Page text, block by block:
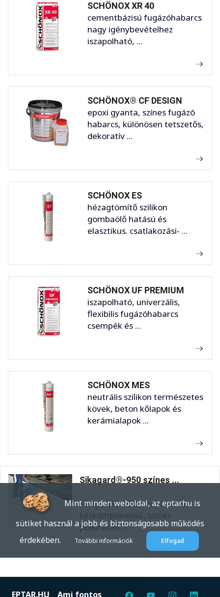
SCHÖNOX XR 40
cementbázisú fugázóhabarcs
nagy igénybevételhez
iszapolható, ...
SCHÖNOX® CF DESIGN
epoxi gyanta, színes fugázó
habarcs, különösen tetszetős,
dekoratív ...
SCHÖNOX ES
hézagtömítő szilikon
gombaölő hatású és
elasztikus. csatlakozási- ...
SCHÖNOX UF PREMIUM
iszapolható, univerzális,
flexibilis fugázóhabarcs
csempék és ...
SCHÖNOX MES
neutrális szilikon természetes
kövek, beton kőlapok és
kerámialapok ...
Sikagard®-950 színes ...
sikagard®-950 vizes bázisú,
kétkomponensű, színes
poliuretán ...
EPTAR.HU Ami fontos
Mint minden weboldal, az eptar.hu is
sütiket használ a jobb és biztonságosabb működés
érdekében.
További információk Elfogad